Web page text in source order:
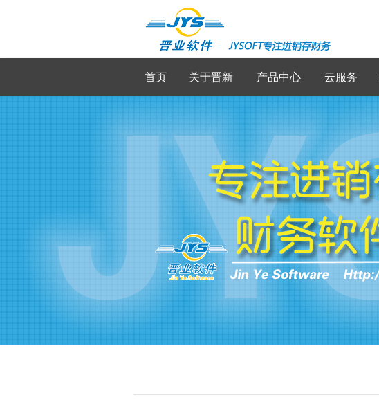
首页 关于晋新 产品中心 云服务